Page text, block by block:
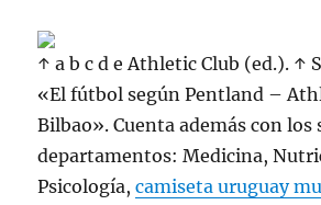
↑ a b c d e Athletic Club (ed.). ↑
«El fútbol según Pentland –
Bilbao». Cuenta además con los
departamentos: Medicina,
Psicología,camiseta uruguay